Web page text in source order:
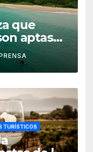
que
aptas
TURÍSTICOS